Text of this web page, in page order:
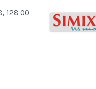
128 00